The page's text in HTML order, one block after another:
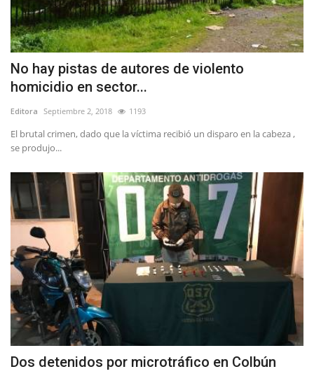
No hay pistas de autores de violento
homicidio en sector...
Editora Septiembre 2, 2018 1193
El brutal crimen, dado que la víctima recibió un disparo en la cabeza ,
se produjo...
Dos detenidos por microtráfico en Colbún